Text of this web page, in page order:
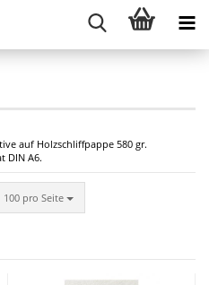
auf Holzschliffpappe 580 gr.
DIN A6.
100 pro Seite
pro Seite